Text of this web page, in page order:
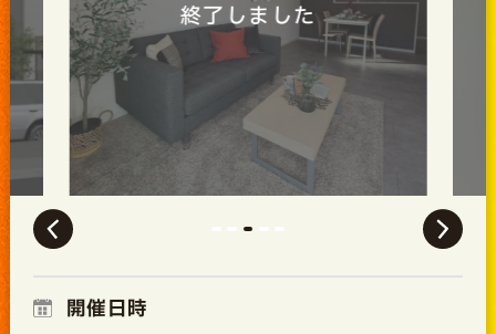
終了しました
開催日時